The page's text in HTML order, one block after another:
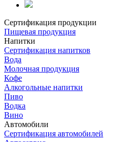
Сертификация продукции
Пищевая продукция
Напитки
Сертификация напитков
Вода
Молочная продукция
Кофе
Алкогольные напитки
Пиво
Водка
Вино
Автомобили
Сертификация автомобилей